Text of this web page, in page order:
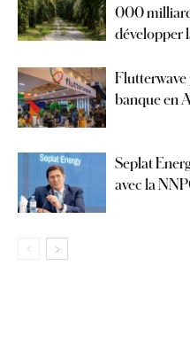
000
développer
Flutterwave
banque en
Seplat
avec la